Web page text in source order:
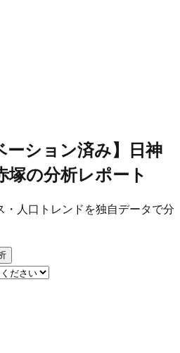
ーション済み】日神
塚の分析レポート
人口トレンドを独自データで分